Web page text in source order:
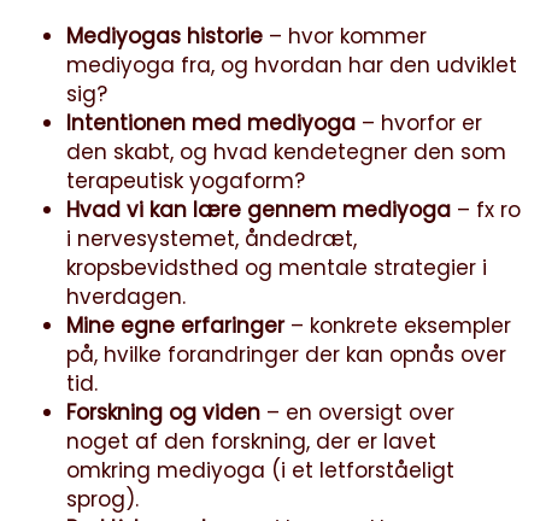
Mediyogas historie – hvor kommer
mediyoga fra, og hvordan har den udviklet
sig?
Intentionen med mediyoga – hvorfor er
den skabt, og hvad kendetegner den som
terapeutisk yogaform?
Hvad vi kan lære gennem mediyoga – fx ro
i nervesystemet, åndedræt,
kropsbevidsthed og mentale strategier i
hverdagen.
Mine egne erfaringer– konkrete eksempler
på, hvilke forandringer der kan opnås over
tid.
Forskning og viden – en oversigt over
noget af den forskning, der er lavet
omkring mediyoga (i et letforståeligt
sprog).